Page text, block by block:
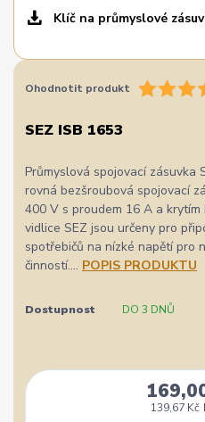
Klíč na průmyslové
Ohodnotit produkt
SEZ ISB 1653
Průmyslová spojovací zásuvka
rovná bezšroubová spojovací
400 V s proudem 16 A a krytím
vidlice SEZ jsou určeny pro
spotřebičů na nízké napětí pro
činností.... POPIS PRODUKTU
Dostupnost DO 3 DNŮ
139,67 Kč